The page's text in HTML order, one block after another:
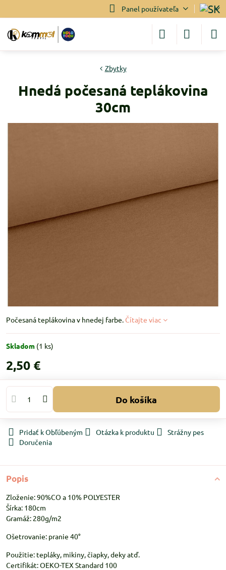
Panel používateľa
Zbytky
Hnedá počesaná teplákovina
30cm
Počesaná teplákovina v hnedej farbe. Čítajte viac
Skladom (1 ks)
2,50 €
Do košíka
Pridať k Obľúbeným Otázka k produktu
Strážny pes
Doručenia
Popis
Zloženie: 90%CO a 10% POLYESTER
Šírka: 180cm
Gramáž: 280g/m2
Ošetrovanie: pranie 40°
Použitie: tepláky, mikiny, čiapky, deky atď.
Certifikát: OEKO-TEX Standard 100